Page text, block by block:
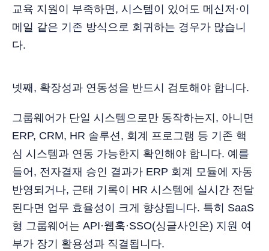
교육 지원이 부족하면, 시스템이 있어도 메신저·이
메일 같은 기존 방식으로 회귀하는 경우가 많습니
다.
넷째, 확장성과 연동성을 반드시 검토해야 합니다.
그룹웨어가 단일 시스템으로만 동작하는지, 아니면
ERP, CRM, HR 솔루션, 회계 프로그램 등 기존 핵
심 시스템과 연동 가능한지 확인해야 합니다. 예를
들어, 전자결재 승인 결과가 ERP 회계 모듈에 자동
반영되거나, 근태 기록이 HR 시스템에 실시간 전달
된다면 업무 효율성이 크게 향상됩니다. 특히 SaaS
형 그룹웨어는 API·웹훅·SSO(싱글사인온) 지원 여
부가 장기 활용성과 직결됩니다.